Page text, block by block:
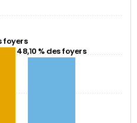
foyers
48,10 % des foyers